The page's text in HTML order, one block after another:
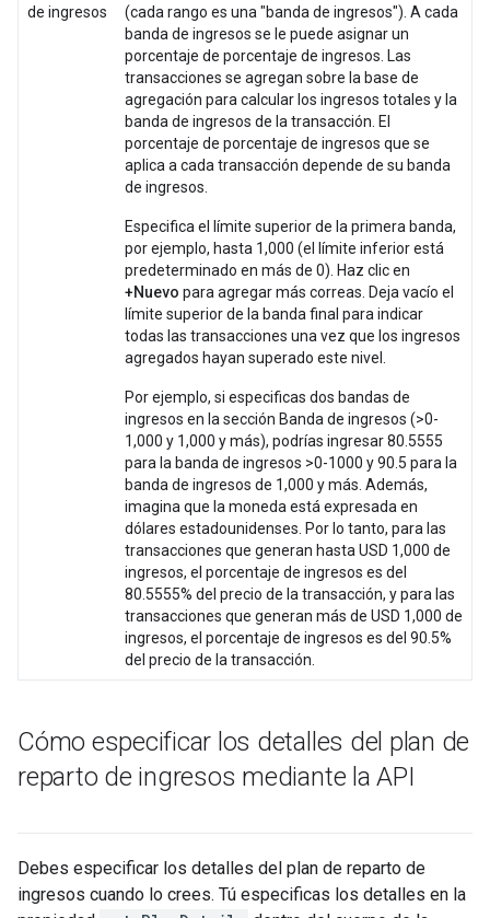
de ingresos
(cada rango es una "banda de ingresos"). A cada
banda de ingresos se le puede asignar un
porcentaje de porcentaje de ingresos. Las
transacciones se agregan sobre la base de
agregación para calcular los ingresos totales y la
banda de ingresos de la transacción. El
porcentaje de porcentaje de ingresos que se
aplica a cada transacción depende de su banda
de ingresos.
Especifica el límite superior de la primera banda,
por ejemplo, hasta 1,000 (el límite inferior está
predeterminado en más de 0). Haz clic en
+Nuevo para agregar más correas. Deja vacío el
límite superior de la banda final para indicar
todas las transacciones una vez que los ingresos
agregados hayan superado este nivel.
Por ejemplo, si especificas dos bandas de
ingresos en la sección Banda de ingresos (>0-
1,000 y 1,000 y más), podrías ingresar 80.5555
para la banda de ingresos >0-1000 y 90.5 para la
banda de ingresos de 1,000 y más. Además,
imagina que la moneda está expresada en
dólares estadounidenses. Por lo tanto, para las
transacciones que generan hasta USD 1,000 de
ingresos, el porcentaje de ingresos es del
80.5555% del precio de la transacción, y para las
transacciones que generan más de USD 1,000 de
ingresos, el porcentaje de ingresos es del 90.5%
del precio de la transacción.
Cómo especificar los detalles del plan de
reparto de ingresos mediante la API
Debes especificar los detalles del plan de reparto de
ingresos cuando lo crees. Tú especificas los detalles en la